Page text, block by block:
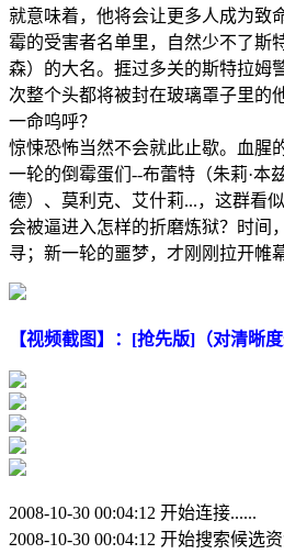
就意味着，他将会让更多人成为致
霉的受害者名单里，自然少不了斯
森）的大名。捱过多关的斯特拉姆
次整个头都将被封在玻璃罩子里的
一命呜呼？
惊悚恐怖当然不会就此止歇。血腥
一轮的倒霉蛋们--布蕾特（朱莉·本
德）、莫利克、艾什莉...，这群看
会被逼进入怎样的折磨炼狱？时间
寻；新一轮的噩梦，才刚刚拉开帷
【视频截图】：[抢先版]（对清晰
2008-10-30 00:04:12 开始连接......
2008-10-30 00:04:12 开始搜索候选